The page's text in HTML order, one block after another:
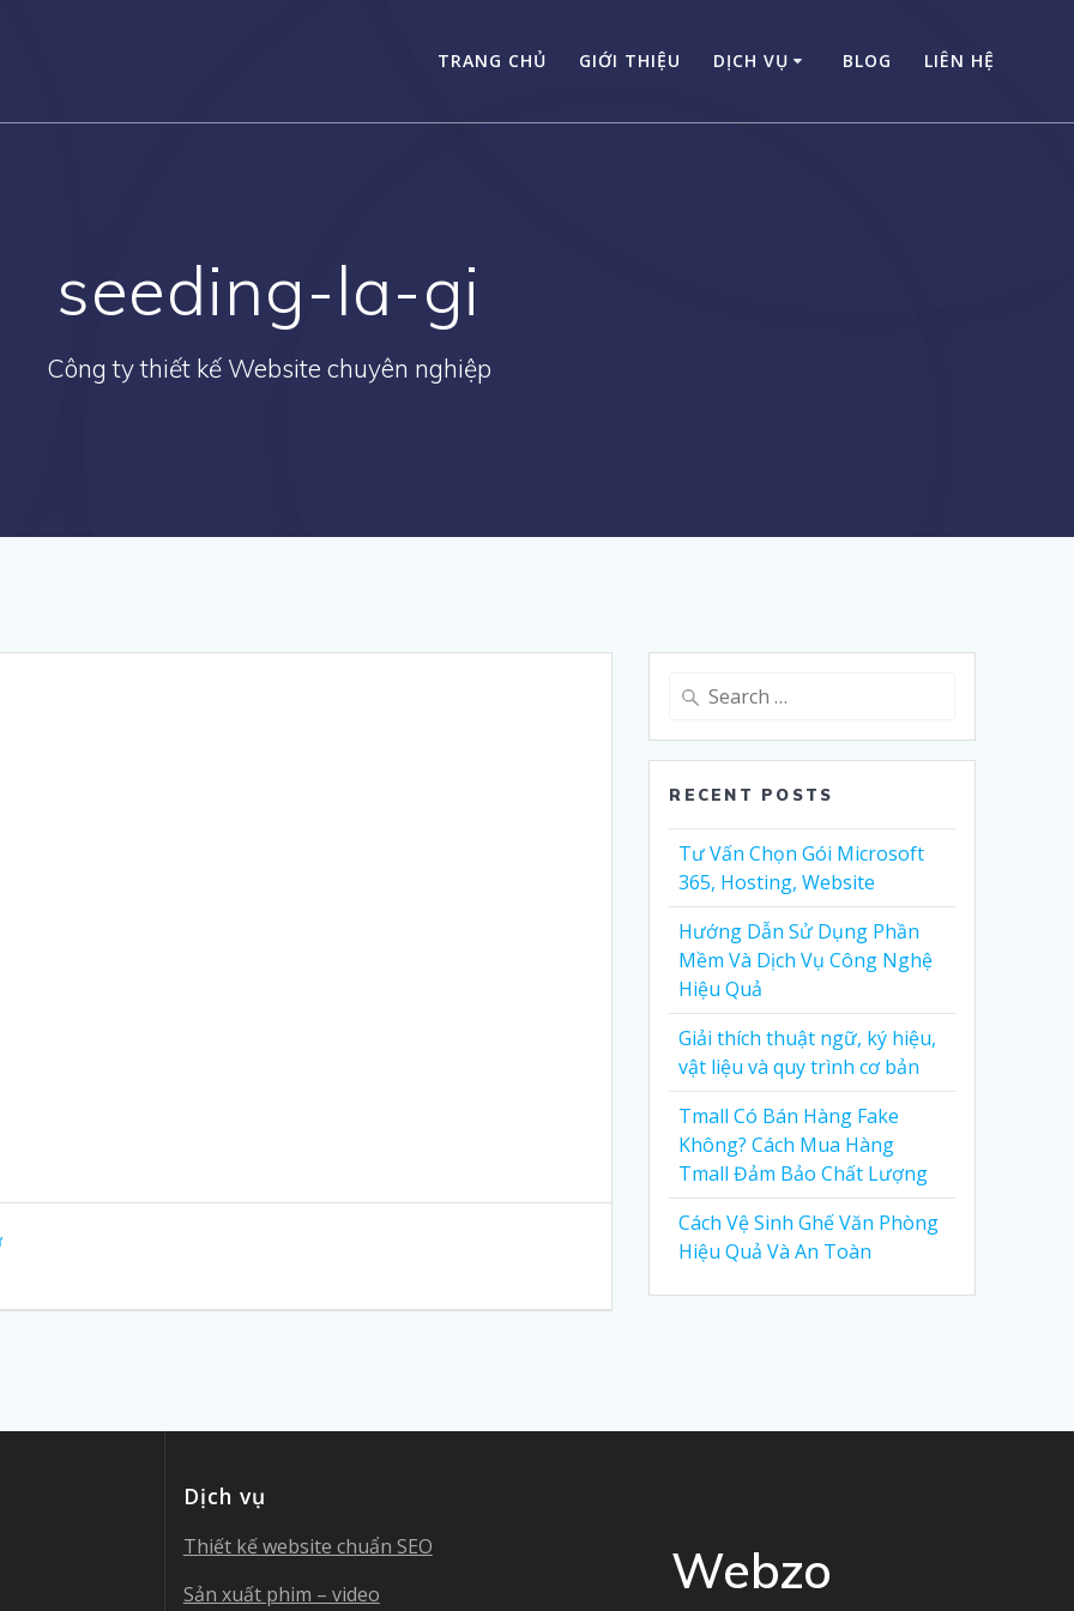
TRANG CHỦ GIỚI THIỆU DỊCH VỤ BLOG LIÊN HỆ
seeding-la-gi
Công ty thiết kế Website chuyên nghiệp
Search
RECENT POSTS
Tư Vấn Chọn Gói Microsoft
365, Hosting, Website
Hướng Dẫn Sử Dụng Phần
Mềm Và Dịch Vụ Công Nghệ
Hiệu Quả
Giải thích thuật ngữ, ký hiệu,
vật liệu và quy trình cơ bản
Tmall Có Bán Hàng Fake
Không? Cách Mua Hàng
Tmall Đảm Bảo Chất Lượng
Cách Vệ Sinh Ghế Văn Phòng
Hiệu Quả Và An Toàn
Dịch vụ
Thiết kế website chuẩn SEO
Sản xuất phim – video
Webzo